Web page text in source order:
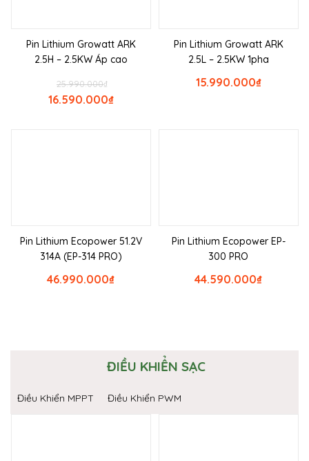
Pin Lithium Growatt ARK
2.5H – 2.5KW Áp cao
₫
25.990.000
₫
16.590.000
Pin Lithium Growatt ARK
2.5L – 2.5KW 1pha
₫
15.990.000
Pin Lithium Ecopower 51.2V
314A (EP-314 PRO)
₫
46.990.000
Pin Lithium Ecopower EP-
300 PRO
₫
44.590.000
ĐIỀU KHIỂN SẠC
Điều Khiển MPPT Điều Khiển PWM